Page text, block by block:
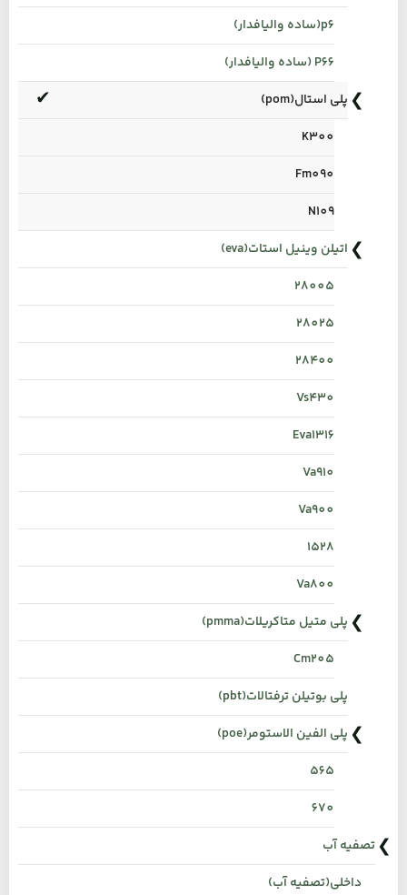
p6(ساده والیافدار)
P66 (ساده والیافدار)
پلی استال(pom)
K300
Fm090
N109
اتیلن وینیل استات(eva)
28005
28025
28400
Vs430
Eva1316
Va910
Va900
1528
Va800
پلی متیل متاکریلات(pmma)
Cm205
پلی بوتیلن ترفتالات(pbt)
پلی الفین الاستومر(poe)
565
670
تصفیه آب
داخلی(تصفیه آب)